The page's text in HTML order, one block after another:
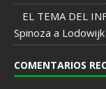
EL TEMA DEL
Spinoza a
COMENTARIOS